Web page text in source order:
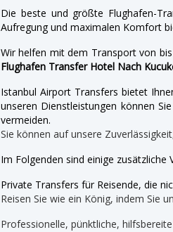
Die beste und größte Flughafen-
Aufregung und maximalen Komfort
Wir helfen mit dem Transport von
Flughafen Transfer Hotel Nach
Istanbul Airport Transfers bietet
unseren Dienstleistungen können
vermeiden.
Sie können auf unsere
Im Folgenden sind einige zusätzliche
Private Transfers für Reisende, die
Reisen Sie wie ein König, indem Sie
Professionelle, pünktliche,